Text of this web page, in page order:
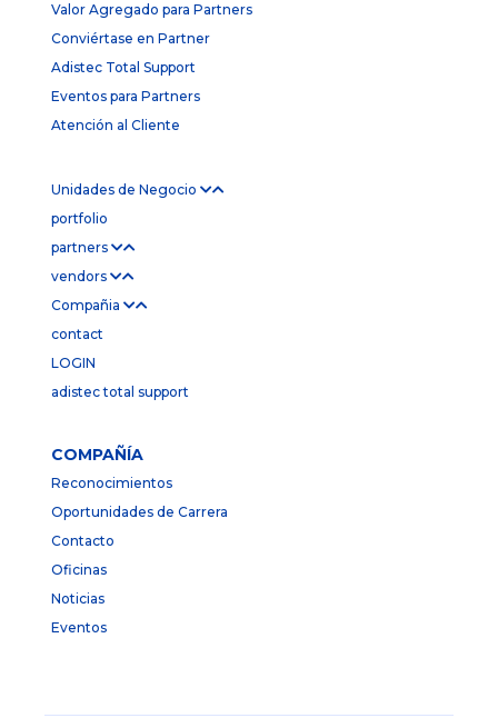
Valor Agregado para Partners
Conviértase en Partner
Adistec Total Support
Eventos para Partners
Atención al Cliente
Unidades de Negocio
portfolio
partners
vendors
Compañia
contact
LOGIN
adistec total support
COMPAÑÍA
Reconocimientos
Oportunidades de Carrera
Contacto
Oficinas
Noticias
Eventos